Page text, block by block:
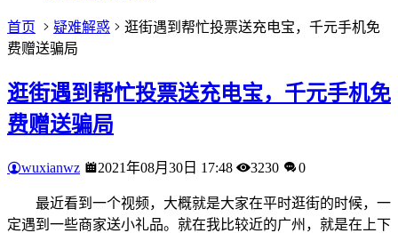
首页 疑难解惑
逛街遇到帮忙投票送充电宝，千元手机免
费赠送骗局
逛街遇到帮忙投票送充电宝，千元手机免
费赠送骗局
wuxianwz 2021年08月30日 17:48 3230 0
最近看到一个视频，大概就是大家在平时逛街的时候，一
定遇到一些商家送小礼品。就在我比较近的广州，就是在上下